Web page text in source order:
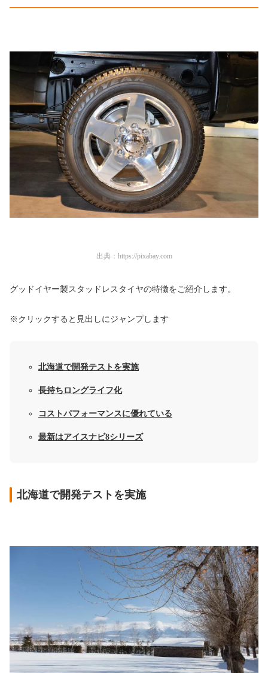
出典： https://pixabay.com
グッドイヤー製スタッドレスタイヤの特徴をご紹介します。
※クリックすると見出しにジャンプします
北海道で開発テストを実施
長持ちロングライフ化
コストパフォーマンスに優れている
最新はアイスナビ8シリーズ
北海道で開発テストを実施